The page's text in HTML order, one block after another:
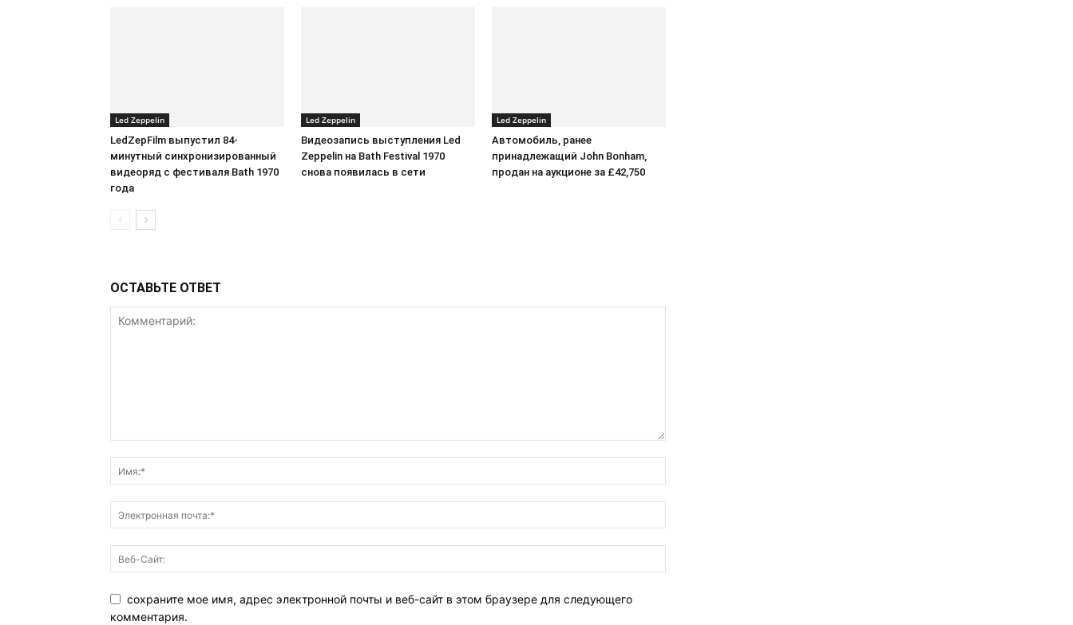
Led Zeppelin
LedZepFilm выпустил 84-
минутный синхронизированный
видеоряд с фестиваля Bath 1970
года
Led Zeppelin
Видеозапись выступления Led
Zeppelin на Bath Festival 1970
снова появилась в сети
Led Zeppelin
Автомобиль, ранее
принадлежащий John Bonham,
продан на аукционе за £42,750
ОСТАВЬТЕ ОТВЕТ
сохраните мое имя, адрес электронной почты и веб-сайт в этом браузере для следующего
комментария.